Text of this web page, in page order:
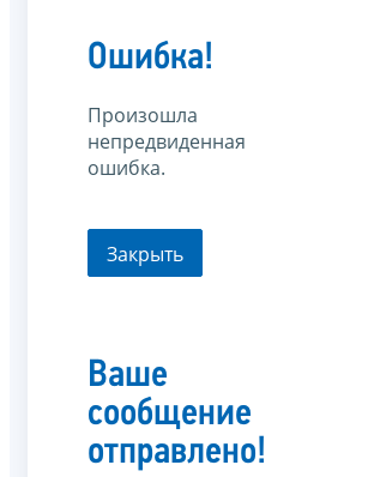
Ошибка!
Произошла
непредвиденная
ошибка.
Закрыть
Ваше
сообщение
отправлено!